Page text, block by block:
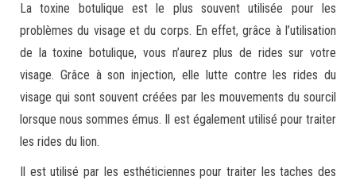
La toxine botulique est le plus souvent utilisée pour les
problèmes du visage et du corps. En effet, grâce à l’utilisation
de la toxine botulique, vous n’aurez plus de rides sur votre
visage. Grâce à son injection, elle lutte contre les rides du
visage qui sont souvent créées par les mouvements du sourcil
lorsque nous sommes émus. Il est également utilisé pour traiter
les rides du lion.
Il est utilisé par les esthéticiennes pour traiter les taches des